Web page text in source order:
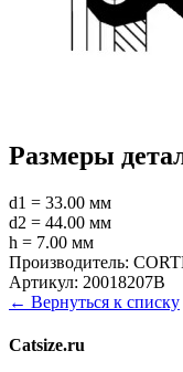
Размеры
d1 = 33.00 мм
d2 = 44.00 мм
h = 7.00 мм
Производитель:
Артикул: 20018207B
← Вернуться к списку
Catsize.ru